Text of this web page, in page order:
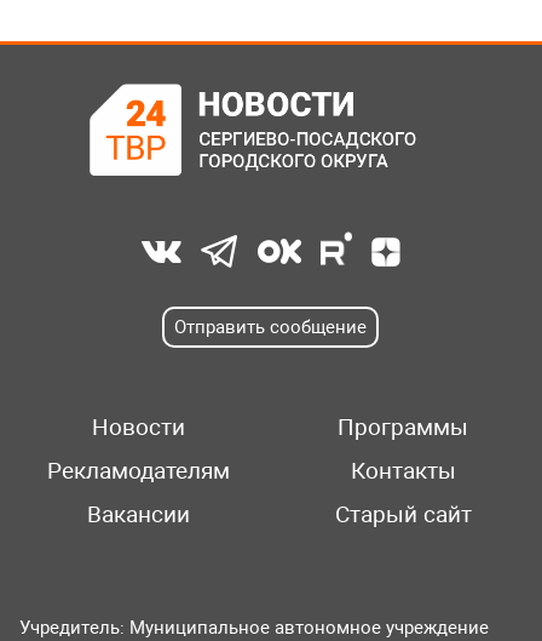
Отправить сообщение
Новости
Программы
Рекламодателям
Контакты
Вакансии
Старый сайт
Учредитель: Муниципальное автономное учреждение